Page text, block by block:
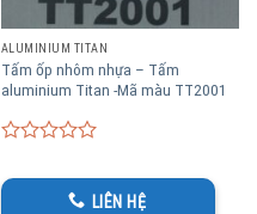
ALUMINIUM TITAN
Tấm ốp nhôm nhựa – Tấm
aluminium Titan -Mã màu TT2001
out
of
LIÊN HỆ